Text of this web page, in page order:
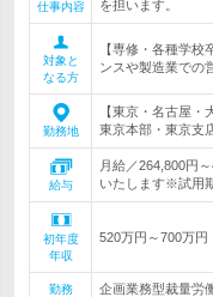
仕事内容
を担います。
対象と
なる方
【専修・各種学
ンスや製造業での
勤務地
【東京・名古屋
東京本部・東京支
給与
月給／264,800円
いたします※試用
初年度
年収
520万円～700万円
勤務
企画業務型裁量労